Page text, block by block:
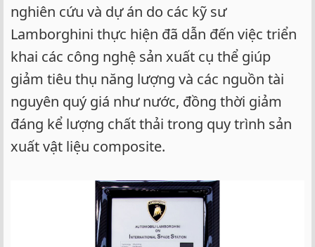
nghiên cứu và dự án do các kỹ sư
Lamborghini thực hiện đã dẫn đến việc triển
khai các công nghệ sản xuất cụ thể giúp
giảm tiêu thụ năng lượng và các nguồn tài
nguyên quý giá như nước, đồng thời giảm
đáng kể lượng chất thải trong quy trình sản
xuất vật liệu composite.